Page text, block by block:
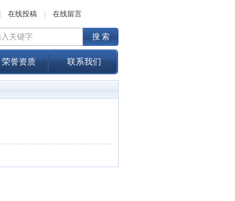
在线投稿 在线留言
荣誉资质 联系我们